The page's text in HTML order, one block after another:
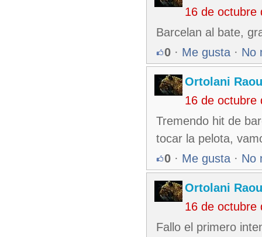
16 de octubre
Barcelan al bate,
0 · Me gusta · No
Ortolani
16 de octubre
Tremendo hit de
tocar la pelota,
0 · Me gusta · No
Ortolani
16 de octubre
Fallo el primero